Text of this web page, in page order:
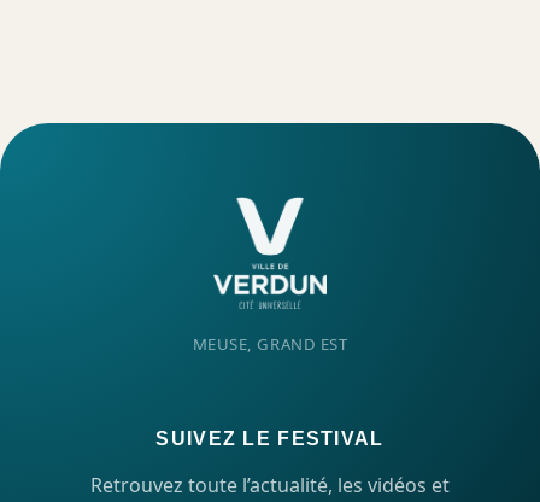
MEUSE, GRAND EST
SUIVEZ LE FESTIVAL
Retrouvez toute l’actualité, les vidéos et